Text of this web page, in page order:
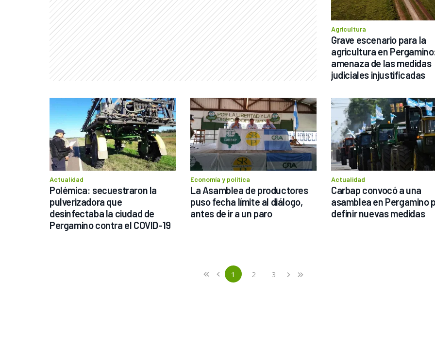
Agricultura
Grave escenario para la
agricultura en
amenaza de las medidas
judiciales injustificadas
Actualidad
Polémica: secuestraron la
pulverizadora que
desinfectaba la ciudad de
Pergamino contra el COVID-19
Economía y política
La Asamblea de productores
puso fecha límite al diálogo,
antes de ir a un paro
Actualidad
Carbap convocó a una
asamblea en Pergamino
definir nuevas medidas
«
First ‹
Previous 1(current)
2 3 ›
Next
»
Last